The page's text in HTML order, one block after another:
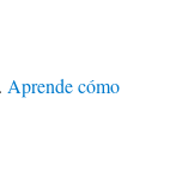
Aprende cómo